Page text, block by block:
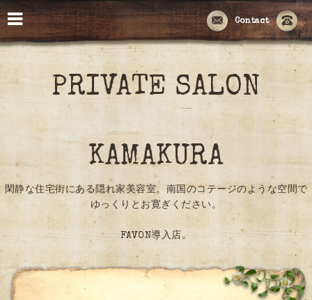
Contact
PRIVATE SALON
KAMAKURA
閑静な住宅街にある隠れ家美容室。南国のコテージのような空間で
ゆっくりとお寛ぎください。
FAVON導入店。